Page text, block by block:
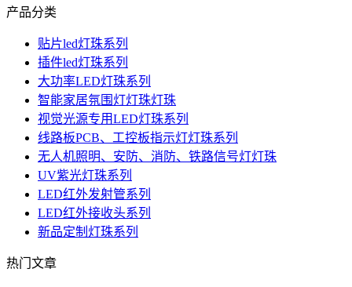
产品分类
贴片led灯珠系列
插件led灯珠系列
大功率LED灯珠系列
智能家居氛围灯灯珠灯珠
视觉光源专用LED灯珠系列
线路板PCB、工控板指示灯灯珠系列
无人机照明、安防、消防、铁路信号灯灯珠
UV紫光灯珠系列
LED红外发射管系列
LED红外接收头系列
新品定制灯珠系列
热门文章